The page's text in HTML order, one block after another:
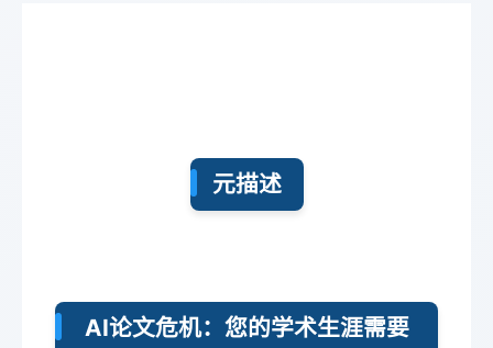
元描述
AI论文危机：您的学术生涯需要